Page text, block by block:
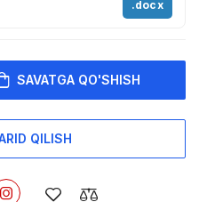
.docx
SAVATGA QO'SHISH
QILISH